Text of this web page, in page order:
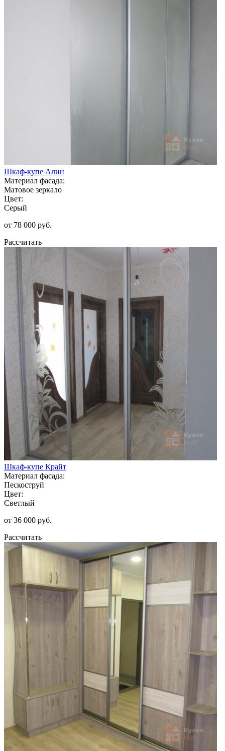
Шкаф-купе Алин
Материал фасада:
Матовое зеркало
Цвет:
Серый
от 78 000 руб.
Рассчитать
Шкаф-купе Крайт
Материал фасада:
Пескоструй
Цвет:
Светлый
от 36 000 руб.
Рассчитать